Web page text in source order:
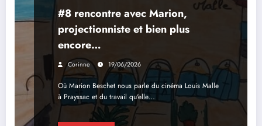
#8 rencontre avec Marion,
projectionniste et bien plus
encore…
Corinne 19/06/2026
Où Marion Beschet nous parle du cinéma Louis Malle
à Prayssac et du travail qu'elle…